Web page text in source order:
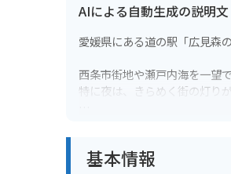
AIによる自動生成の説明文
愛媛県にある道の駅「広見森
西条市街地や瀬戸内海を一望
特に夜は、きらめく街の灯り
基本情報